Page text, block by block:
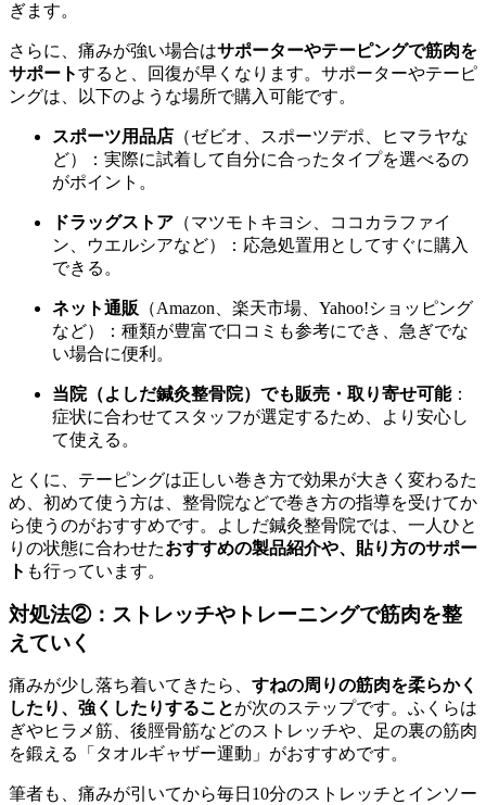
ぎます。
さらに、痛みが強い場合はサポーターやテーピングで筋肉を
サポートすると、回復が早くなります。サポーターやテーピ
ングは、以下のような場所で購入可能です。
スポーツ用品店 （ゼビオ、スポーツデポ、ヒマラヤな
ど）：実際に試着して自分に合ったタイプを選べるの
がポイント。
ドラッグストア （マツモトキヨシ、ココカラファイ
ン、ウエルシアなど）：応急処置用としてすぐに購入
できる。
ネット通販 （Amazon、楽天市場、Yahoo!ショッピング
など）：種類が豊富で口コミも参考にでき、急ぎでな
い場合に便利。
当院（よしだ鍼灸整骨院）でも販売・取り寄せ可能：
症状に合わせてスタッフが選定するため、より安心し
て使える。
とくに、テーピングは正しい巻き方で効果が大きく変わるた
め、初めて使う方は、整骨院などで巻き方の指導を受けてか
ら使うのがおすすめです。よしだ鍼灸整骨院では、一人ひと
りの状態に合わせたおすすめの製品紹介や、貼り方のサポー
ト も行っています。
対処法②：ストレッチやトレーニングで筋肉を整
えていく
痛みが少し落ち着いてきたら、 すねの周りの筋肉を柔らかく
したり、強くしたりすることが次のステップです。ふくらは
ぎやヒラメ筋、後脛骨筋などのストレッチや、足の裏の筋肉
を鍛える「タオルギャザー運動」がおすすめです。
筆者も、痛みが引いてから毎日10分のストレッチとインソー